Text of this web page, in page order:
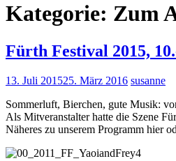
Kategorie: Zum
Fürth Festival 2015,
13. Juli 201525. März 2016 susanne
Sommerluft, Bierchen, gute Musik:
Als Mitveranstalter hatte die Szene
Näheres zu unserem Programm hier